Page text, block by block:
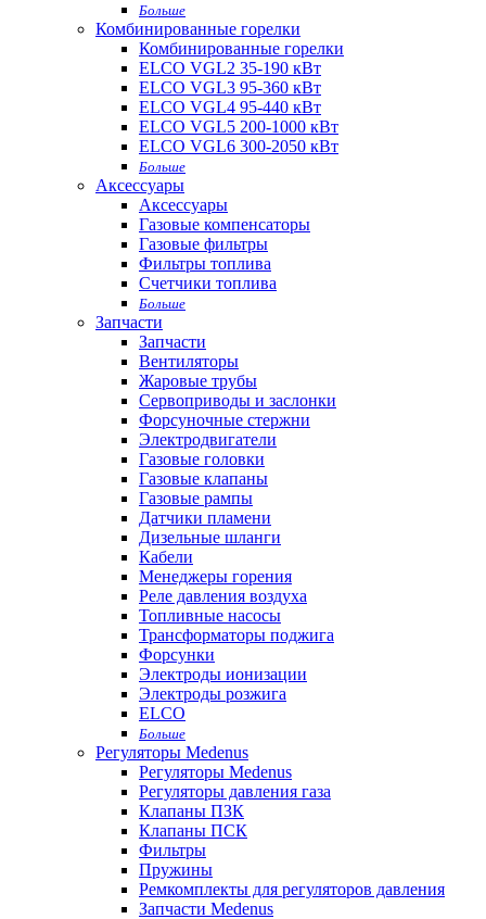
Больше
Комбинированные горелки
Комбинированные горелки
ELCO VGL2 35-190 кВт
ELCO VGL3 95-360 кВт
ELCO VGL4 95-440 кВт
ELCO VGL5 200-1000 кВт
ELCO VGL6 300-2050 кВт
Больше
Аксессуары
Аксессуары
Газовые компенсаторы
Газовые фильтры
Фильтры топлива
Счетчики топлива
Больше
Запчасти
Запчасти
Вентиляторы
Жаровые трубы
Сервоприводы и заслонки
Форсуночные стержни
Электродвигатели
Газовые головки
Газовые клапаны
Газовые рампы
Датчики пламени
Дизельные шланги
Кабели
Менеджеры горения
Реле давления воздуха
Топливные насосы
Трансформаторы поджига
Форсунки
Электроды ионизации
Электроды розжига
ELCO
Больше
Регуляторы Medenus
Регуляторы Medenus
Регуляторы давления газа
Клапаны ПЗК
Клапаны ПСК
Фильтры
Пружины
Ремкомплекты для регуляторов давления
Запчасти Medenus